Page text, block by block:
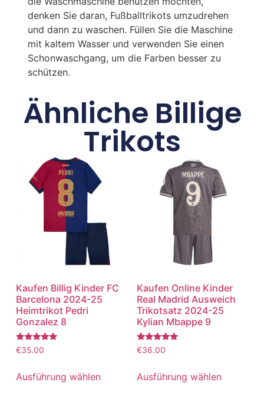
denken Sie daran, Fußballtrikots umzudrehen
und dann zu waschen. Füllen Sie die Maschine
mit kaltem Wasser und verwenden Sie einen
Schonwaschgang, um die Farben besser zu
schützen.
Ähnliche Billige
Trikots
Kaufen Billig Kinder FC
Barcelona 2024-25
Heimtrikot Pedri
Gonzalez 8
Bewertet
mit
von 5
€35.00
Ausführung wählen
Kaufen Online Kinder
Real Madrid Ausweich
Trikotsatz 2024-25
Kylian Mbappe 9
Bewertet
mit
von 5
€36.00
Ausführung wählen